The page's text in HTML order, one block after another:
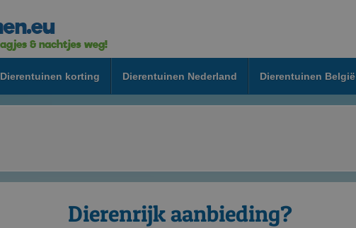
Dierentuinen korting Dierentuinen Nederland Dierentuinen België
Dierenrijk aanbieding?